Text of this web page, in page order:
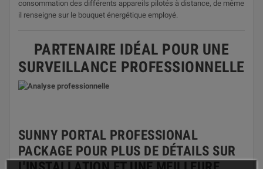
consommation des différents appareils pilotés à distance, de même
il renseigne sur le bouquet énergétique employé.
PARTENAIRE IDÉAL POUR UNE
SURVEILLANCE PROFESSIONNELLE
SUNNY PORTAL PROFESSIONAL
PACKAGE POUR PLUS DE DÉTAILS SUR